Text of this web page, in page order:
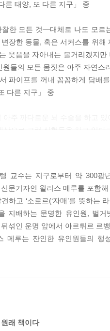
른 태양, 또 다른 지구」 중
찰한 모든 것―대체로 나도 모르
장한 동물, 혹은 서커스를 위
웃음을 자아내는 볼거리겠지
원들의 모든 몸짓은 아주 자연
파이프를 꺼내 꼼꼼하게 담배
다른 지구」 중
상으로 그런 실험들을 하고 있다
리의 많은 연구에 사용되고 있
든 분야에서 인간을 능가하는
화 계통수에 기록되어 있지.
킨 문명을 보존하며 그 결과들
오는 종의 종말, 혹성 탈출」 중
교수는 지구로부터 약 300
문기자인 윌리스 메루를 포함
하고 ‘소로르(‘자매’를 뜻하는
지배하는 문명한 유인원, 벌
섞인 운명 앞에서 아르튀르
메루는 잔인한 유인원들의
원래 책이다